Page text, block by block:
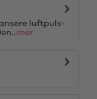
luftpuls-
mer